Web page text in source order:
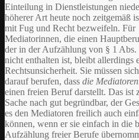
Einteilung in Dienstleistungen
höherer Art heute noch zeitgemäß
mit Fug und Recht bezweifeln. Für
Mediatorinnen, die einen
der in der Aufzählung von § 1 Abs.
nicht enthalten ist, bleibt allerdings
Rechtsunsicherheit. Sie müssen
darauf berufen, dass die
einen freien Beruf darstellt. Das ist
Sache nach gut begründbar, der
es den Mediatoren freilich auch
können, wenn er sie einfach in die
Aufzählung freier Berufe